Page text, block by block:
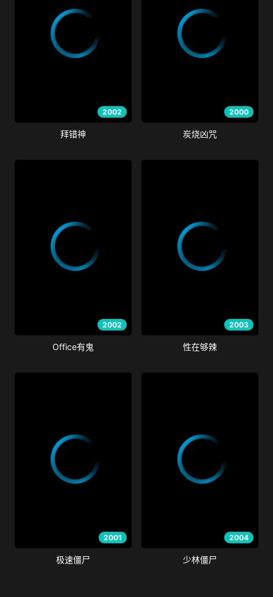
2002
拜错神
2000
炭烧凶咒
2002
Office有鬼
2003
性在够辣
2001
极速僵尸
2004
少林僵尸